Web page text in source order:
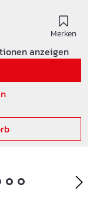
Merken
anzeigen